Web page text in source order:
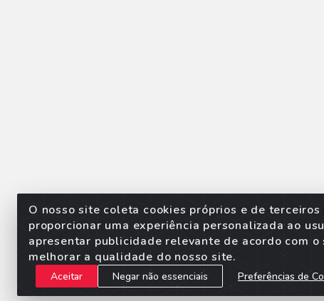
O nosso site coleta cookies próprios e de terceiros
proporcionar uma experiência personalizada ao
apresentar publicidade relevante de acordo com o
melhorar a qualidade do nosso site.
Aceitar Negar não essenciais Preferências de
Sorpan - Rodovia dos